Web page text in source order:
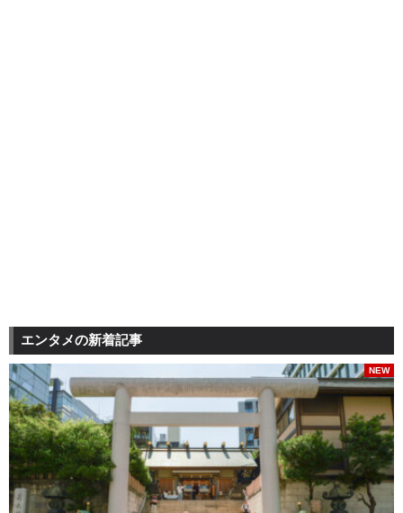
エンタメの新着記事
NEW